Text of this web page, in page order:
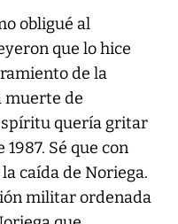
obligué al
que lo hice
de la
muerte de
quería gritar
Sé que con
caída de Noriega.
militar ordenada